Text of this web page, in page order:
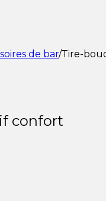
de bar/Tire-
confort